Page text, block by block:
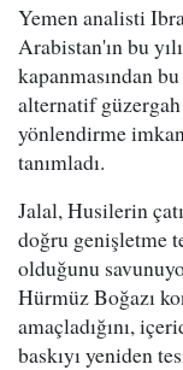
Yemen analisti
Arabistan'ın bu
kapanmasından
alternatif
yönlendirme
tanımladı.
Jalal, Husilerin
doğru genişletme
olduğunu
Hürmüz Boğazı
amaçladığını,
baskıyı yeniden